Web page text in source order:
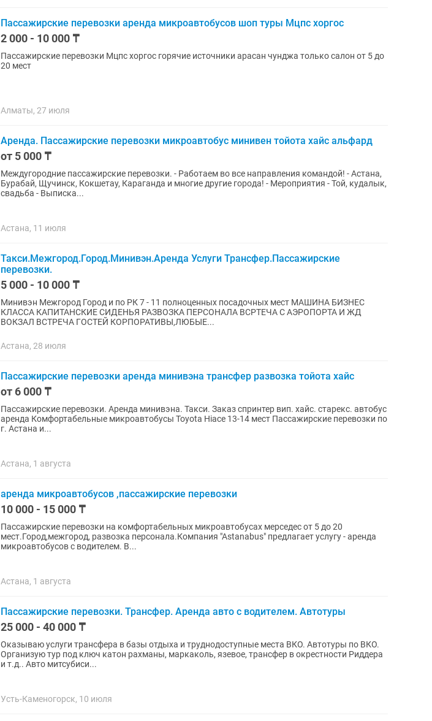
Пассажирские перевозки аренда микроавтобусов шоп туры Мцпс хоргос
2 000 - 10 000 ₸
Пассажирские перевозки Мцпс хоргос горячие источники арасан чунджа только салон от 5 до
20 мест
Алматы, 27 июля
Аренда. Пассажирские перевозки микроавтобус минивен тойота хайс альфард
от 5 000 ₸
Междугородние пассажирские перевозки. - Работаем во все направления командой! - Астана,
Бурабай, Щучинск, Кокшетау, Караганда и многие другие города! - Мероприятия - Той, кудалык,
свадьба - Выписка...
Астана, 11 июля
Такси.Межгород.Город.Минивэн.Аренда Услуги Трансфер.Пассажирские
перевозки.
5 000 - 10 000 ₸
Минивэн Межгород Город и по РК 7 - 11 полноценных посадочных мест МАШИНА БИЗНЕС
КЛАССА КАПИТАНСКИЕ СИДЕНЬЯ РАЗВОЗКА ПЕРСОНАЛА ВСРТЕЧА С АЭРОПОРТА И ЖД
ВОКЗАЛ ВСТРЕЧА ГОСТЕЙ КОРПОРАТИВЫ,ЛЮБЫЕ...
Астана, 28 июля
Пассажирские перевозки аренда минивэна трансфер развозка тойота хайс
от 6 000 ₸
Пассажирские перевозки. Аренда минивэна. Такси. Заказ спринтер вип. хайс. старекс. автобус
аренда Комфортабельные микроавтобусы Toyota Hiace 13-14 мест Пассажирские перевозки по
г. Астана и...
Астана, 1 августа
аренда микроавтобусов ,пассажирские перевозки
10 000 - 15 000 ₸
Пассажирские перевозки на комфортабельных микроавтобусах мерседес от 5 до 20
мест.Город,межгород, развозка персонала.Компания "Astanabus" предлагает услугу - аренда
микроавтобусов с водителем. В...
Астана, 1 августа
Пассажирские перевозки. Трансфер. Аренда авто с водителем. Автотуры
25 000 - 40 000 ₸
Оказываю услуги трансфера в базы отдыха и труднодоступные места ВКО. Автотуры по ВКО.
Организую тур под ключ катон рахманы, маркаколь, язевое, трансфер в окрестности Риддера
и т.д.. Авто митсубиси...
Усть-Каменогорск, 10 июля